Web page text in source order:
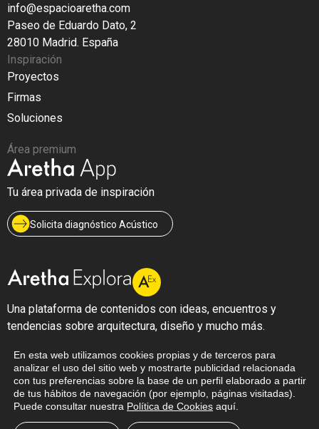
info@espacioaretha.com
Paseo de Eduardo Dato, 2
28010 Madrid. España
Inspiración
Proyectos
Firmas
Soluciones
Área premium
Tu área privada de inspiración
Solicita diagnóstico Acústico
Una plataforma de contenidos con ideas, encuentros y
tendencias sobre arquitectura, diseño y mucho más.
© 2026 Aretha S.L.U. Todos los derechos reservados.
Aviso legalCookiesPolítica de datos/privacidad
En esta web utilizamos cookies propias y de terceros para
analizar el uso del sitio web y mostrarte publicidad relacionada
con tus preferencias sobre la base de un perfil elaborado a partir
de tus hábitos de navegación (por ejemplo, páginas visitadas).
Puede consultar nuestra Política de Cookies aquí.